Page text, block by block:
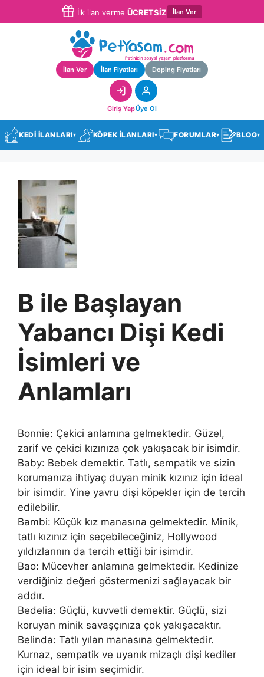
İlk ilan verme ÜCRETSİZ İlan Ver
İlan Ver İlan Fiyatları Doping Fiyatları
Giriş YapÜye Ol
KEDİ İLANLARI▾ KÖPEK İLANLARI▾ FORUMLAR▾ BLOG▾
B ile Başlayan
Yabancı Dişi Kedi
İsimleri ve
Anlamları
Bonnie: Çekici anlamına gelmektedir. Güzel,
zarif ve çekici kızınıza çok yakışacak bir isimdir.
Baby: Bebek demektir. Tatlı, sempatik ve sizin
korumanıza ihtiyaç duyan minik kızınız için ideal
bir isimdir. Yine yavru dişi köpekler için de tercih
edilebilir.
Bambi: Küçük kız manasına gelmektedir. Minik,
tatlı kızınız için seçebileceğiniz, Hollywood
yıldızlarının da tercih ettiği bir isimdir.
Bao: Mücevher anlamına gelmektedir. Kedinize
verdiğiniz değeri göstermenizi sağlayacak bir
addır.
Bedelia: Güçlü, kuvvetli demektir. Güçlü, sizi
koruyan minik savaşçınıza çok yakışacaktır.
Belinda: Tatlı yılan manasına gelmektedir.
Kurnaz, sempatik ve uyanık mizaçlı dişi kediler
için ideal bir isim seçimidir.